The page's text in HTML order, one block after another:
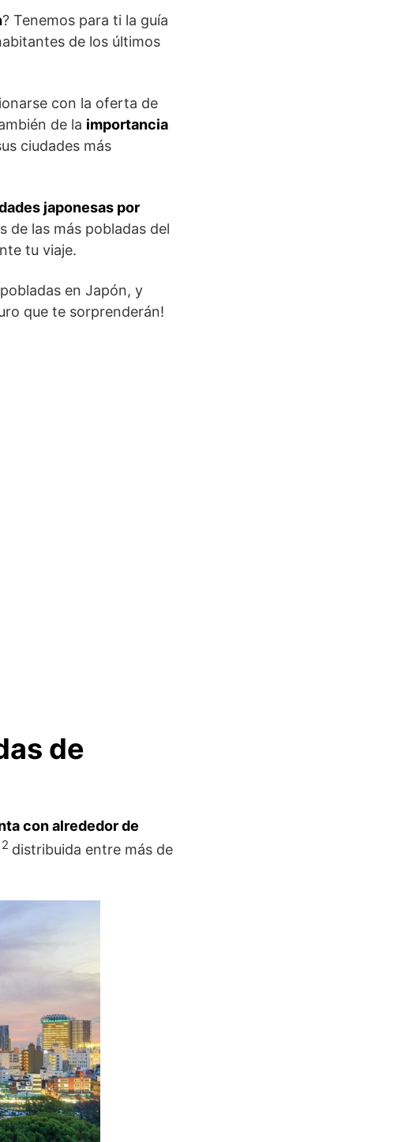
? Tenemos para ti la guía
de los últimos
con la oferta de
de la importancia
ciudades más
japonesas por
de las más pobladas del
tu viaje.
en Japón, y
que te sorprenderán!
de
con alrededor de
2 distribuida entre más de